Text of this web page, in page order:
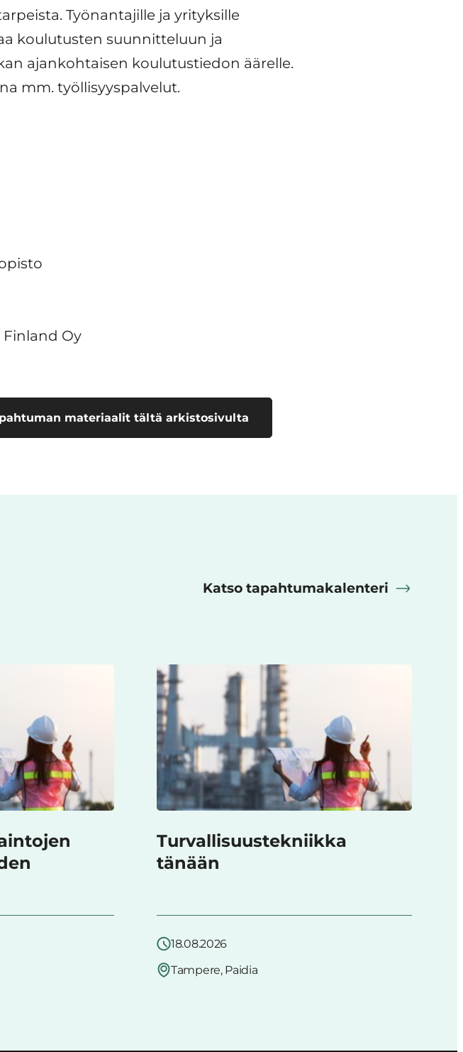
Työnantajille ja yrityksille
koulutusten suunnitteluun ja
ajankohtaisen koulutustiedon äärelle.
mm. työllisyyspalvelut.
Finland Oy
materiaalit tältä arkistosivulta
Katso tapahtumakalenteri
Turvallisuustekniikka
tänään
18.08.2026
Tampere, Paidia